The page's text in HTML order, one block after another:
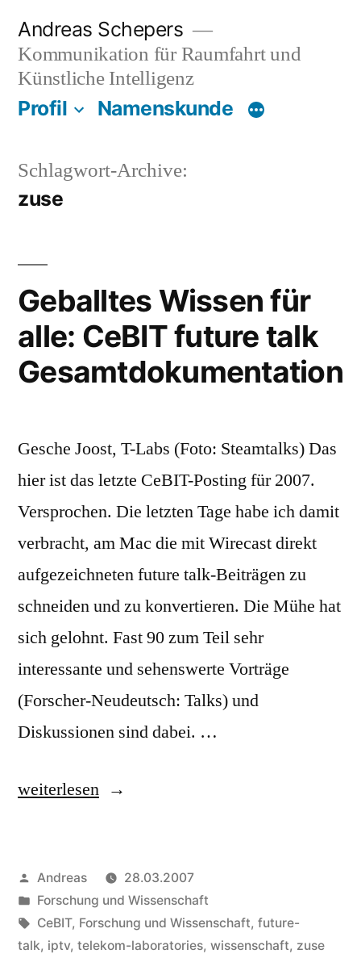
Inhalt
springen
Andreas Schepers
Kommunikation für Raumfahrt und
Künstliche Intelligenz
Profil Namenskunde
Schlagwort-Archive:
zuse
Geballtes Wissen für
alle: CeBIT future talk
Gesamtdokumentation
Gesche Joost, T-Labs (Foto: Steamtalks) Das
hier ist das letzte CeBIT-Posting für 2007.
Versprochen. Die letzten Tage habe ich damit
verbracht, am Mac die mit Wirecast direkt
aufgezeichneten future talk-Beiträgen zu
schneiden und zu konvertieren. Die Mühe hat
sich gelohnt. Fast 90 zum Teil sehr
interessante und sehenswerte Vorträge
(Forscher-Neudeutsch: Talks) und
Diskussionen sind dabei. …
„Geballtes
alle:
CeBIT
future
weiterlesen
Veröffentlicht
von
Andreas
28.03.2007
Veröffentlicht
in
Forschung und Wissenschaft
Schlagwörter:
CeBIT, Forschung und Wissenschaft, future-
talk, iptv, telekom-laboratories, wissenschaft, zuse